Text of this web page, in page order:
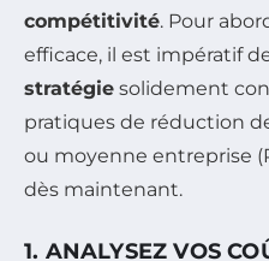
compétitivité. Pour
efficace, il est impératif
stratégie solidement
pratiques de réduction
ou moyenne entreprise
dès maintenant.
1. ANALYSEZ VOS